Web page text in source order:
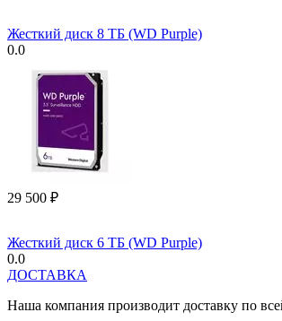
Жесткий диск 8 ТБ (WD Purple)
0.0
29 500 ₽
Жесткий диск 6 ТБ (WD Purple)
0.0
ДОСТАВКА
Наша компания производит доставку по